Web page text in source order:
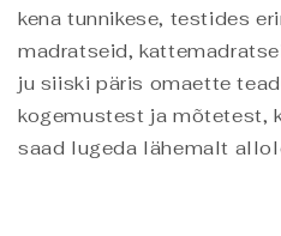
kena tunnikese, testides
madratseid,
ju siiski päris omaette
kogemustest ja mõtetest,
saad lugeda lähemalt